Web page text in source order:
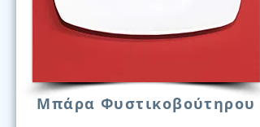
Μπάρα Φυστικοβούτηρου